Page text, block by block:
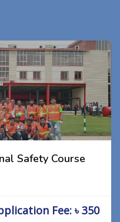
Safety Course
Fee: ৳ 350